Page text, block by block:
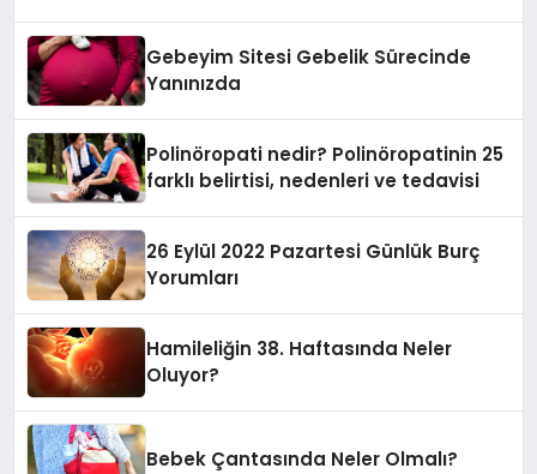
Gebeyim Sitesi Gebelik Sürecinde
Yanınızda
Polinöropati nedir? Polinöropatinin 25
farklı belirtisi, nedenleri ve tedavisi
26 Eylül 2022 Pazartesi Günlük Burç
Yorumları
Hamileliğin 38. Haftasında Neler
Oluyor?
Bebek Çantasında Neler Olmalı?